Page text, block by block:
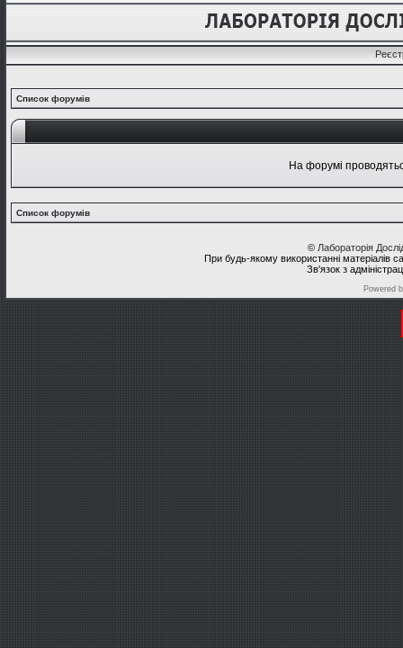
Список форумів
На форумі
Список форумів
© Лабораторія
При будь-якому використанні матеріалів
Зв'язок з
Powered